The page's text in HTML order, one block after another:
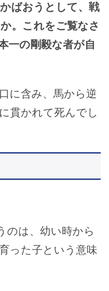
ばおうとして、戦
。これをご覧なさ
一の剛毅な者が自
に含み、馬から逆
貫かれて死んでし
のは、幼い時から
った子という意味